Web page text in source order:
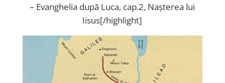
– Evanghelia după Luca, cap.2, Nașterea lui
Iisus[/highlight]